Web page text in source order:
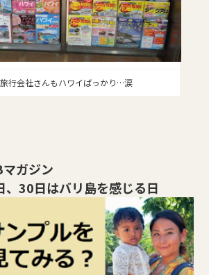
行会社さんもハワイばっかり…涙
ガジン
30日はバリ島を感じる日